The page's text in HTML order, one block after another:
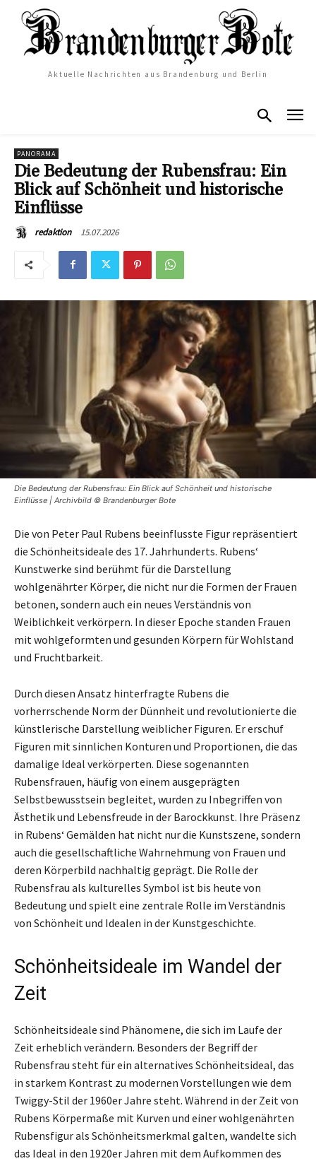
Aktuelle Nachrichten aus Brandenburg und Berlin
PANORAMA
Die Bedeutung der Rubensfrau: Ein
Blick auf Schönheit und historische
Einflüsse
redaktion 15.07.2026
Die Bedeutung der Rubensfrau: Ein Blick auf Schönheit und historische
Einflüsse | Archivbild © Brandenburger Bote
Die von Peter Paul Rubens beeinflusste Figur repräsentiert
die Schönheitsideale des 17. Jahrhunderts. Rubens‘
Kunstwerke sind berühmt für die Darstellung
wohlgenährter Körper, die nicht nur die Formen der Frauen
betonen, sondern auch ein neues Verständnis von
Weiblichkeit verkörpern. In dieser Epoche standen Frauen
mit wohlgeformten und gesunden Körpern für Wohlstand
und Fruchtbarkeit.
Durch diesen Ansatz hinterfragte Rubens die
vorherrschende Norm der Dünnheit und revolutionierte die
künstlerische Darstellung weiblicher Figuren. Er erschuf
Figuren mit sinnlichen Konturen und Proportionen, die das
damalige Ideal verkörperten. Diese sogenannten
Rubensfrauen, häufig von einem ausgeprägten
Selbstbewusstsein begleitet, wurden zu Inbegriffen von
Ästhetik und Lebensfreude in der Barockkunst. Ihre Präsenz
in Rubens‘ Gemälden hat nicht nur die Kunstszene, sondern
auch die gesellschaftliche Wahrnehmung von Frauen und
deren Körperbild nachhaltig geprägt. Die Rolle der
Rubensfrau als kulturelles Symbol ist bis heute von
Bedeutung und spielt eine zentrale Rolle im Verständnis
von Schönheit und Idealen in der Kunstgeschichte.
Schönheitsideale im Wandel der
Zeit
Schönheitsideale sind Phänomene, die sich im Laufe der
Zeit erheblich verändern. Besonders der Begriff der
Rubensfrau steht für ein alternatives Schönheitsideal, das
in starkem Kontrast zu modernen Vorstellungen wie dem
Twiggy-Stil der 1960er Jahre steht. Während in der Zeit von
Rubens Körpermaße mit Kurven und einer wohlgenährten
Rubensfigur als Schönheitsmerkmal galten, wandelte sich
das Ideal in den 1920er Jahren mit dem Aufkommen des